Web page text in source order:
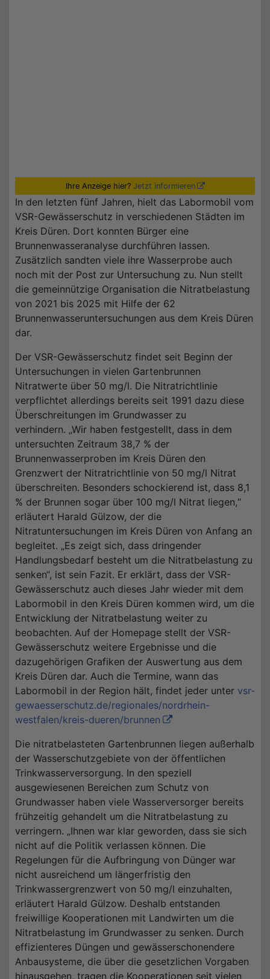
Ihre Anzeige hier? Jetzt informieren
In den letzten fünf Jahren, hielt das Labormobil vom
VSR-Gewässerschutz in verschiedenen Städten im
Kreis Düren. Dort konnten Bürger eine
Brunnenwasseranalyse durchführen lassen.
Zusätzlich sandten viele ihre Wasserprobe auch
noch mit der Post zur Untersuchung zu. Nun stellt
die gemeinnützige Organisation die Nitratbelastung
von 2021 bis 2025 mit Hilfe der 62
Brunnenwasseruntersuchungen aus dem Kreis Düren
dar.
Der VSR-Gewässerschutz findet seit Beginn der
Untersuchungen in vielen Gartenbrunnen
Nitratwerte über 50 mg/l. Die Nitratrichtlinie
verpflichtet allerdings bereits seit 1991 dazu diese
Überschreitungen im Grundwasser zu
verhindern. „Wir haben festgestellt, dass in dem
untersuchten Zeitraum 38,7 % der
Brunnenwasserproben im Kreis Düren den
Grenzwert der Nitratrichtlinie von 50 mg/l Nitrat
überschreiten. Besonders schockierend ist, dass 8,1
% der Brunnen sogar über 100 mg/l Nitrat liegen,“
erläutert Harald Gülzow, der die
Nitratuntersuchungen im Kreis Düren von Anfang an
begleitet. „Es zeigt sich, dass dringender
Handlungsbedarf besteht um die Nitratbelastung zu
senken“, ist sein Fazit. Er erklärt, dass der VSR-
Gewässerschutz auch dieses Jahr wieder mit dem
Labormobil in den Kreis Düren kommen wird, um die
Entwicklung der Nitratbelastung weiter zu
beobachten. Auf der Homepage stellt der VSR-
Gewässerschutz weitere Ergebnisse und die
dazugehörigen Grafiken der Auswertung aus dem
Kreis Düren dar. Auch die Termine, wann das
Labormobil in der Region hält, findet jeder unter vsr-
gewaesserschutz.de/regionales/nordrhein-
westfalen/kreis-dueren/brunnen
Die nitratbelasteten Gartenbrunnen liegen außerhalb
der Wasserschutzgebiete von der öffentlichen
Trinkwasserversorgung. In den speziell
ausgewiesenen Bereichen zum Schutz von
Grundwasser haben viele Wasserversorger bereits
frühzeitig gehandelt um die Nitratbelastung zu
verringern. „Ihnen war klar geworden, dass sie sich
nicht auf die Politik verlassen können. Die
Regelungen für die Aufbringung von Dünger war
nicht ausreichend um längerfristig den
Trinkwassergrenzwert von 50 mg/l einzuhalten,
erläutert Harald Gülzow. Deshalb entstanden
freiwillige Kooperationen mit Landwirten um die
Nitratbelastung im Grundwasser zu senken. Durch
effizienteres Düngen und gewässerschonendere
Anbausysteme, die über die gesetzlichen Vorgaben
hinausgehen, tragen die Kooperationen seit vielen